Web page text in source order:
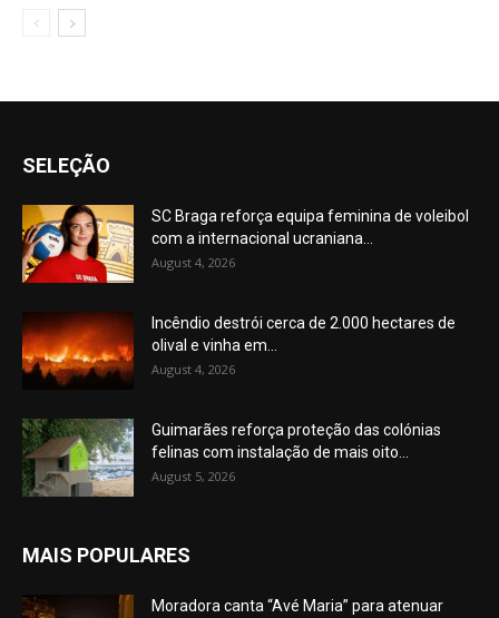
SELEÇÃO
SC Braga reforça equipa feminina de voleibol
com a internacional ucraniana...
August 4, 2026
Incêndio destrói cerca de 2.000 hectares de
olival e vinha em...
August 4, 2026
Guimarães reforça proteção das colónias
felinas com instalação de mais oito...
August 5, 2026
MAIS POPULARES
Moradora canta “Avé Maria” para atenuar